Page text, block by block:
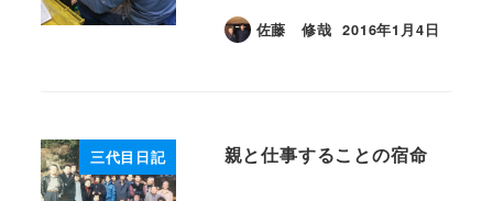
佐藤 修哉
投稿日
2016年1月4日
三代目日記 親と仕事することの宿命